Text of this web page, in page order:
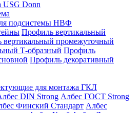
USG Donn
подсистемы НВФ
Профиль вертикальный
вертикальный промежуточный
Т-образный Профиль
Профиль декоративный
для монтажа ГКЛ
DIN Strong Албес ГОСТ Strong
Финский Стандарт Албес